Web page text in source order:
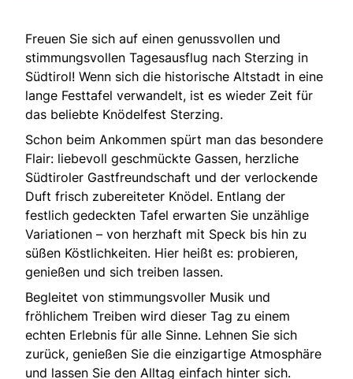
Freuen Sie sich auf einen genussvollen und
stimmungsvollen Tagesausflug nach Sterzing in
Südtirol! Wenn sich die historische Altstadt in eine
lange Festtafel verwandelt, ist es wieder Zeit für
das beliebte Knödelfest Sterzing.
Schon beim Ankommen spürt man das besondere
Flair: liebevoll geschmückte Gassen, herzliche
Südtiroler Gastfreundschaft und der verlockende
Duft frisch zubereiteter Knödel. Entlang der
festlich gedeckten Tafel erwarten Sie unzählige
Variationen – von herzhaft mit Speck bis hin zu
süßen Köstlichkeiten. Hier heißt es: probieren,
genießen und sich treiben lassen.
Begleitet von stimmungsvoller Musik und
fröhlichem Treiben wird dieser Tag zu einem
echten Erlebnis für alle Sinne. Lehnen Sie sich
zurück, genießen Sie die einzigartige Atmosphäre
und lassen Sie den Alltag einfach hinter sich.